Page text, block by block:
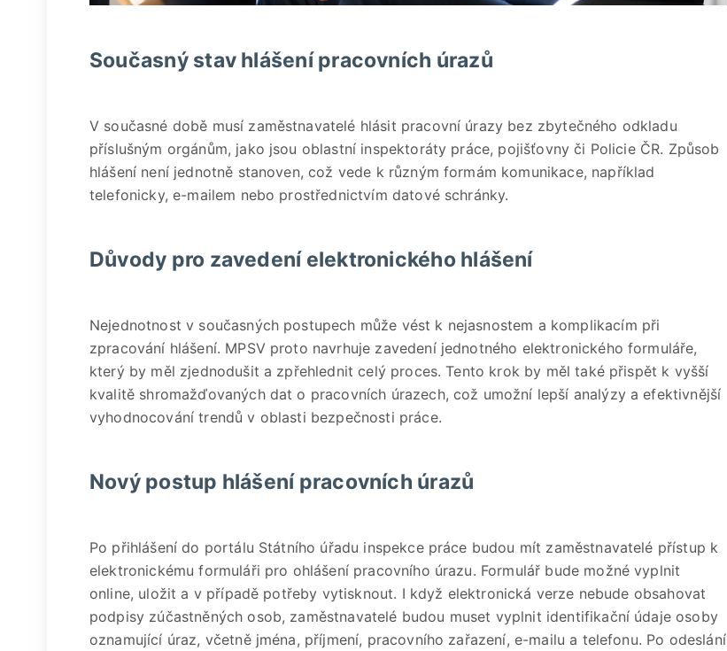
Současný stav hlášení pracovních úrazů
V současné době musí zaměstnavatelé hlásit pracovní úrazy bez zbytečného odkladu
příslušným orgánům, jako jsou oblastní inspektoráty práce, pojišťovny či Policie ČR. Způsob
hlášení není jednotně stanoven, což vede k různým formám komunikace, například
telefonicky, e-mailem nebo prostřednictvím datové schránky.
Důvody pro zavedení elektronického hlášení
Nejednotnost v současných postupech může vést k nejasnostem a komplikacím při
zpracování hlášení. MPSV proto navrhuje zavedení jednotného elektronického formuláře,
který by měl zjednodušit a zpřehlednit celý proces. Tento krok by měl také přispět k vyšší
kvalitě shromažďovaných dat o pracovních úrazech, což umožní lepší analýzy a efektivnější
vyhodnocování trendů v oblasti bezpečnosti práce.
Nový postup hlášení pracovních úrazů
Po přihlášení do portálu Státního úřadu inspekce práce budou mít zaměstnavatelé přístup k
elektronickému formuláři pro ohlášení pracovního úrazu. Formulář bude možné vyplnit
online, uložit a v případě potřeby vytisknout. I když elektronická verze nebude obsahovat
podpisy zúčastněných osob, zaměstnavatelé budou muset vyplnit identifikační údaje osoby
oznamující úraz, včetně jména, příjmení, pracovního zařazení, e-mailu a telefonu. Po odeslání